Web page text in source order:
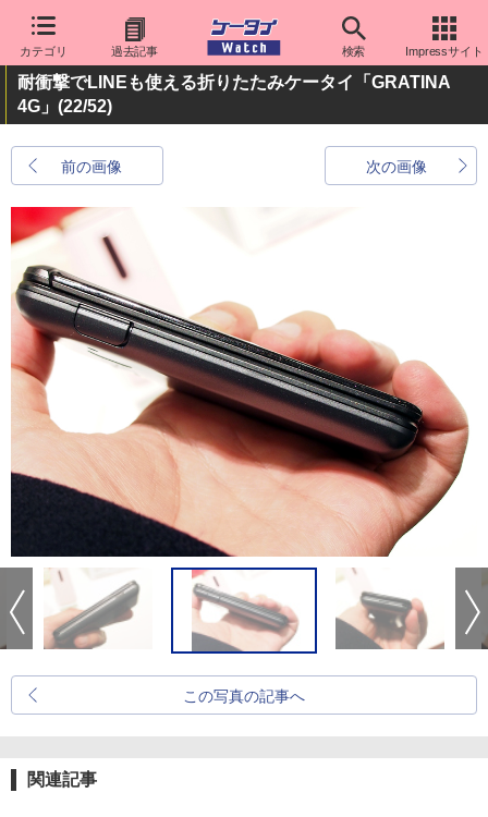
カテゴリ 過去記事 検索 Impressサイト
耐衝撃でLINEも使える折りたたみケータイ「GRATINA
4G」 (22/52)
前の画像 次の画像
この写真の記事へ
関連記事